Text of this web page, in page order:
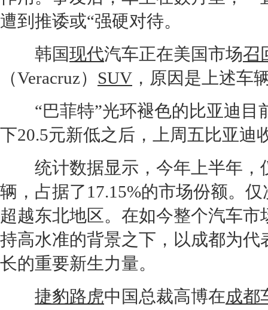
遭到推诿或“强硬对待。
韩国现代汽车正在美国市场召
（Veracruz） SUV ，原因是上述车
“巴菲特”光环褪色的 比亚迪 目
下20.5元新低之后，上周五 比亚迪
统计数据显示，今年上半年，
辆，占据了17.15%的市场份额。仅
超越东北地区。在如今整个汽车
持高水准的背景之下，以成都为
长的重要新生力量。
捷豹路虎中国总裁高博在成都